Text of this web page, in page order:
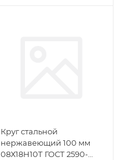
Круг стальной
нержавеющий 100 мм
08Х18Н10Т ГОСТ 2590-